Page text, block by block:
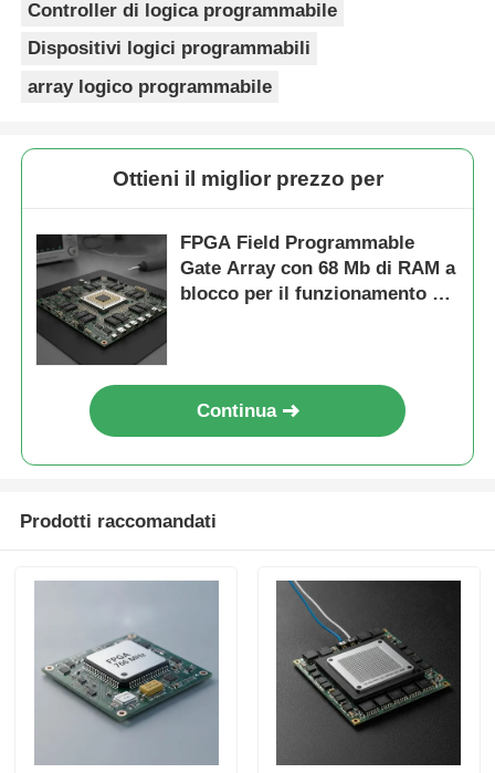
Controller di logica programmabile
Dispositivi logici programmabili
array logico programmabile
Ottieni il miglior prezzo per
FPGA Field Programmable
Gate Array con 68 Mb di RAM a
blocco per il funzionamento ad
Continua
Prodotti raccomandati